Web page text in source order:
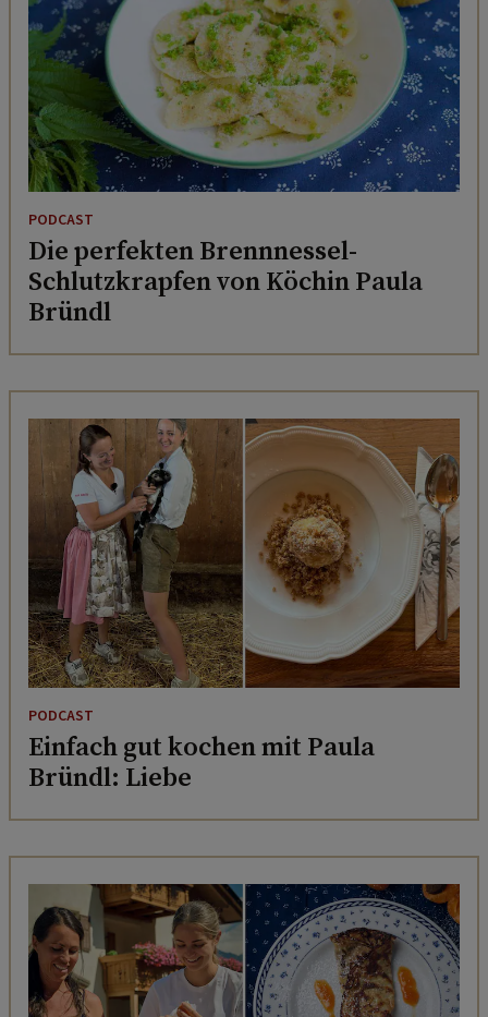
PODCAST
Die perfekten Brennnessel-
Schlutzkrapfen von Köchin Paula
Bründl
PODCAST
Einfach gut kochen mit Paula
Bründl: Liebe